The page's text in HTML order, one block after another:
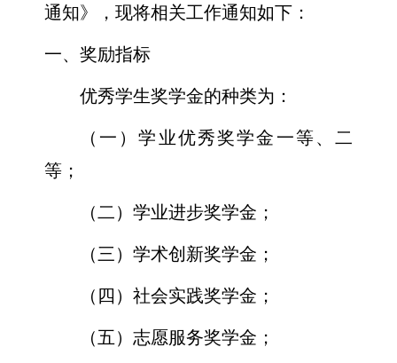
通知》，现将相关工作通知如下：
一、奖励指标
优秀学生奖学金的种类为：
（一）学业优秀奖学金一等、二
等；
（二）学业进步奖学金；
（三）学术创新奖学金；
（四）社会实践奖学金；
（五）志愿服务奖学金；